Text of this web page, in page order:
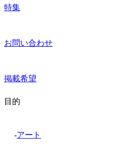
特集
お問い合わせ
掲載希望
目的
-アート